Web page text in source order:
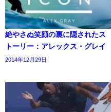
絶やさぬ笑顔の裏に隠されたス
トーリー：アレックス・グレイ
2014年12月29日